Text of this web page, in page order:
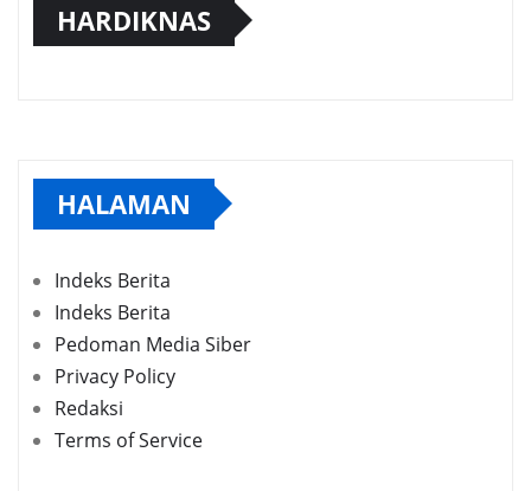
HARDIKNAS
HALAMAN
Indeks Berita
Indeks Berita
Pedoman Media Siber
Privacy Policy
Redaksi
Terms of Service